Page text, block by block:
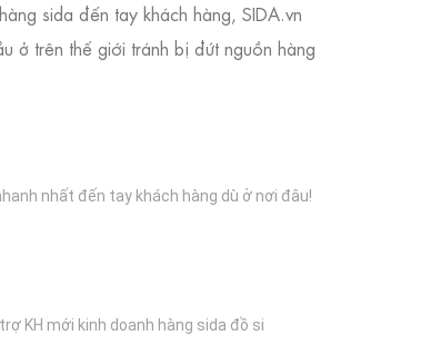
sida đến tay khách hàng, SIDA.vn
ở trên thế giới tránh bị đứt nguồn hàng
nhất đến tay khách hàng dù ở nơi đâu!
KH mới kinh doanh hàng sida đồ si